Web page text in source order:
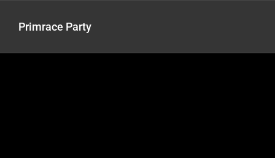
Primrace Party